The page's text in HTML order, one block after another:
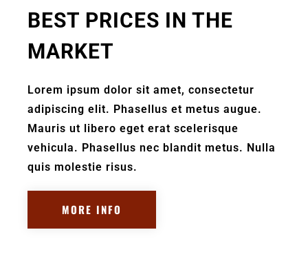
BEST PRICES IN THE
MARKET
Lorem ipsum dolor sit amet, consectetur
adipiscing elit. Phasellus et metus augue.
Mauris ut libero eget erat scelerisque
vehicula. Phasellus nec blandit metus. Nulla
quis molestie risus.
MORE INFO